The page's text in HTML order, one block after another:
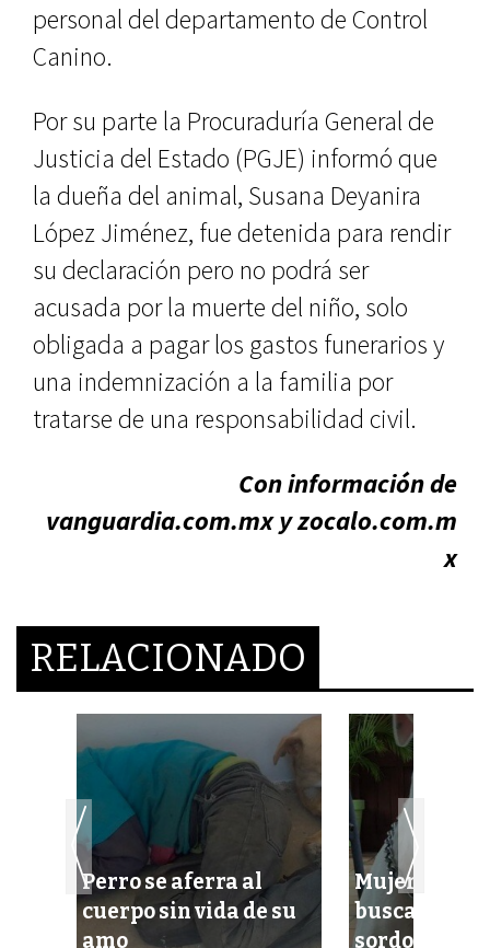
personal del departamento de Control
Canino.
Por su parte la Procuraduría General de
Justicia del Estado (PGJE) informó que
la dueña del animal, Susana Deyanira
López Jiménez, fue detenida para rendir
su declaración pero no podrá ser
acusada por la muerte del niño, solo
obligada a pagar los gastos funerarios y
una indemnización a la familia por
tratarse de una responsabilidad civil.
Con información de
vanguardia.com.mx y zocalo.com.m
x
RELACIONADO
Perro se aferra al
cuerpo sin vida de su
amo
Mujer de
busca a su
sordo